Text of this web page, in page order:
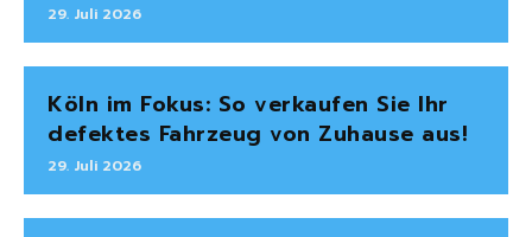
29. Juli 2026
Köln im Fokus: So verkaufen Sie Ihr
defektes Fahrzeug von Zuhause aus!
29. Juli 2026